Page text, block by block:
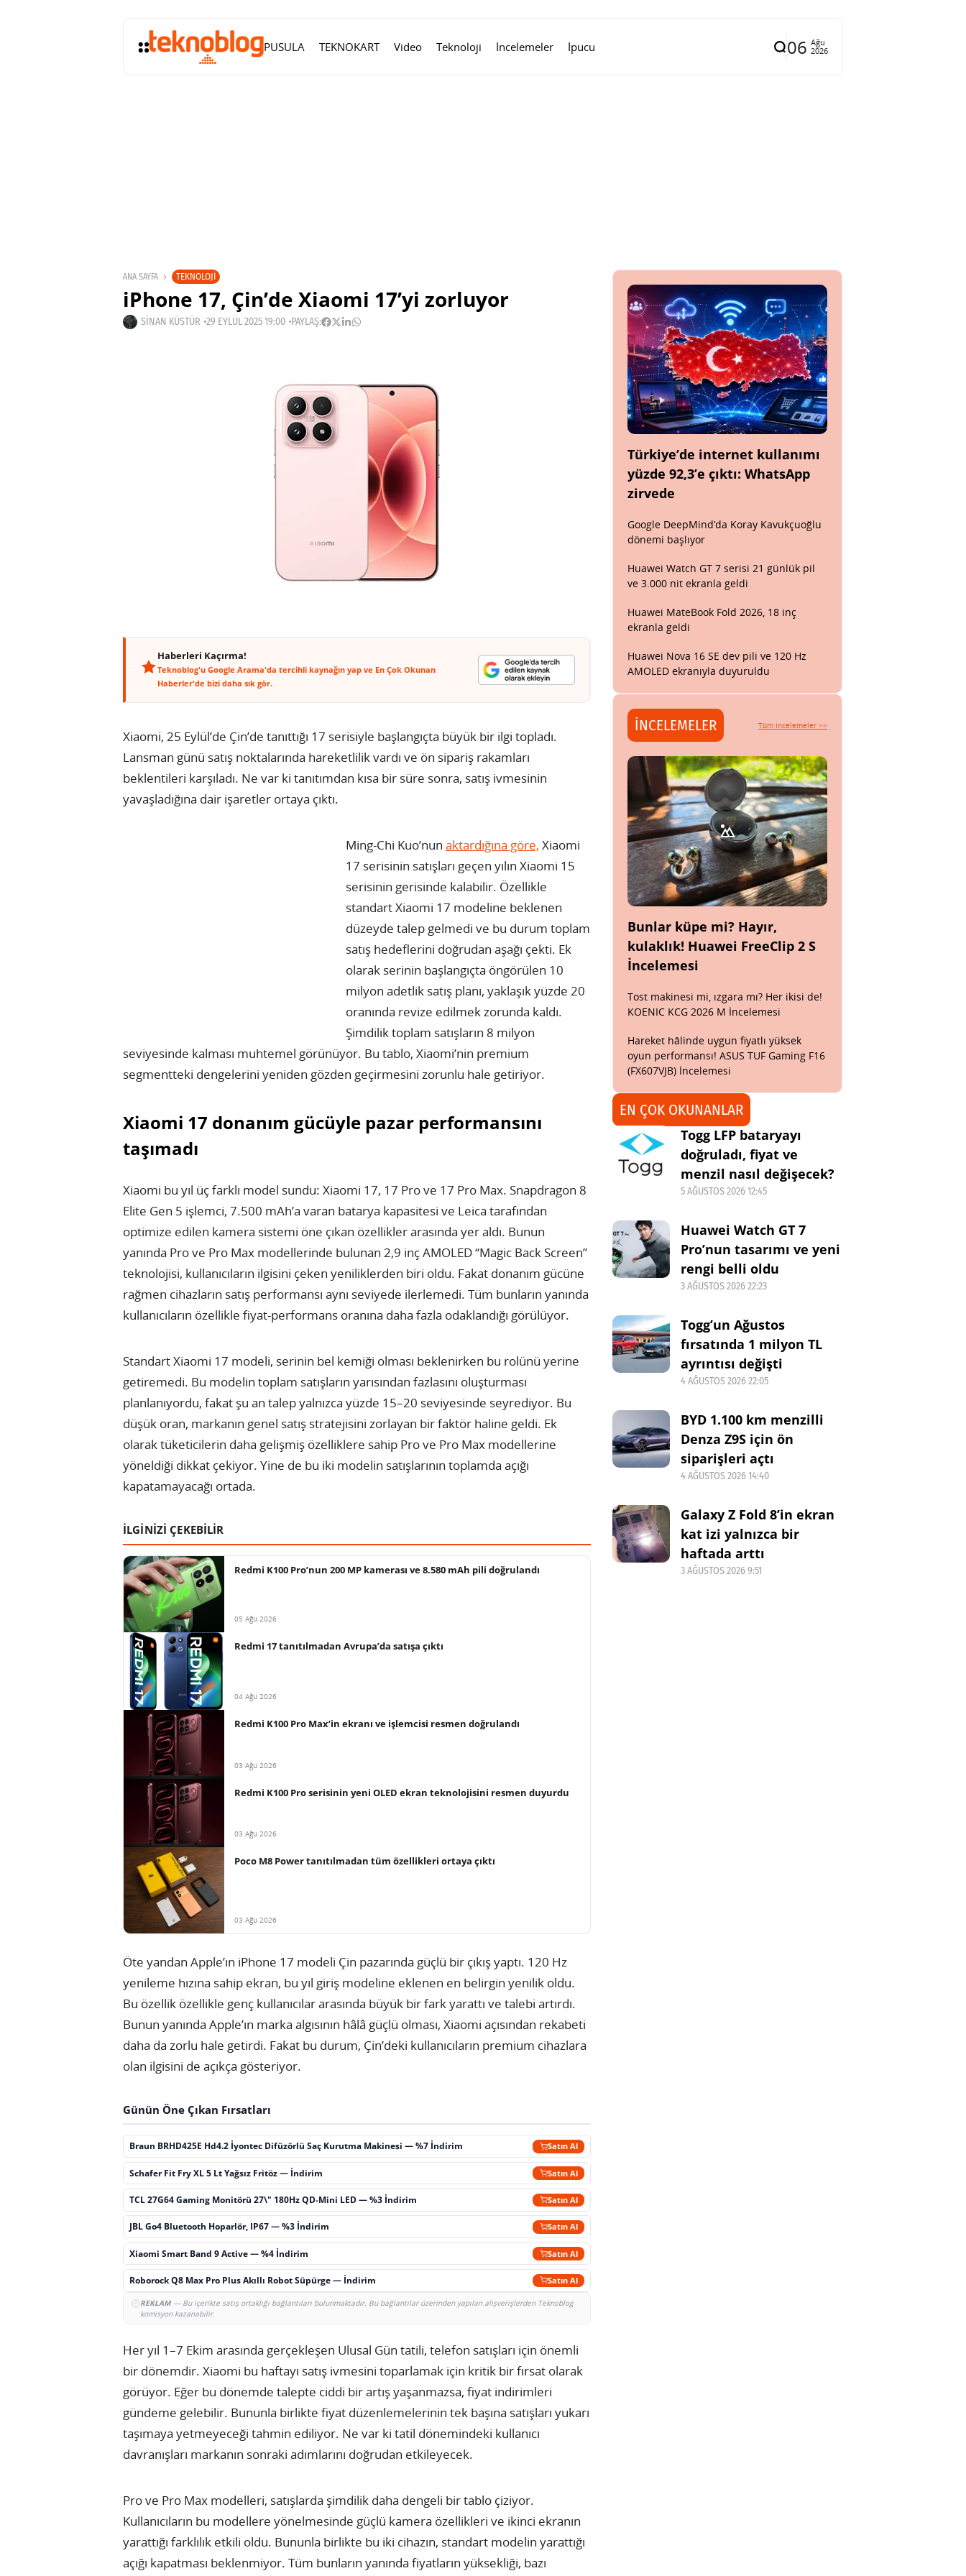
PUSULA TEKNOKART Video Teknoloji İncelemeler İpucu 06 Ağu
2026
ANA SAYFA TEKNOLOJI
iPhone 17, Çin’de Xiaomi 17’yi zorluyor
SINAN KÜSTÜR 29 EYLÜL 2025 19:00 PAYLAŞ:
Haberleri Kaçırma!
Teknoblog'u Google Arama'da tercihli kaynağın yap ve En Çok Okunan
Haberler'de bizi daha sık gör.
Xiaomi, 25 Eylül’de Çin’de tanıttığı 17 serisiyle başlangıçta büyük bir ilgi topladı.
Lansman günü satış noktalarında hareketlilik vardı ve ön sipariş rakamları
beklentileri karşıladı. Ne var ki tanıtımdan kısa bir süre sonra, satış ivmesinin
yavaşladığına dair işaretler ortaya çıktı.
Ming-Chi Kuo’nun aktardığına göre, Xiaomi
17 serisinin satışları geçen yılın Xiaomi 15
serisinin gerisinde kalabilir. Özellikle
standart Xiaomi 17 modeline beklenen
düzeyde talep gelmedi ve bu durum toplam
satış hedeflerini doğrudan aşağı çekti. Ek
olarak serinin başlangıçta öngörülen 10
milyon adetlik satış planı, yaklaşık yüzde 20
oranında revize edilmek zorunda kaldı.
Şimdilik toplam satışların 8 milyon
seviyesinde kalması muhtemel görünüyor. Bu tablo, Xiaomi’nin premium
segmentteki dengelerini yeniden gözden geçirmesini zorunlu hale getiriyor.
Xiaomi 17 donanım gücüyle pazar performansını
taşımadı
Xiaomi bu yıl üç farklı model sundu: Xiaomi 17, 17 Pro ve 17 Pro Max. Snapdragon 8
Elite Gen 5 işlemci, 7.500 mAh’a varan batarya kapasitesi ve Leica tarafından
optimize edilen kamera sistemi öne çıkan özellikler arasında yer aldı. Bunun
yanında Pro ve Pro Max modellerinde bulunan 2,9 inç AMOLED “Magic Back Screen”
teknolojisi, kullanıcıların ilgisini çeken yeniliklerden biri oldu. Fakat donanım gücüne
rağmen cihazların satış performansı aynı seviyede ilerlemedi. Tüm bunların yanında
kullanıcıların özellikle fiyat-performans oranına daha fazla odaklandığı görülüyor.
Standart Xiaomi 17 modeli, serinin bel kemiği olması beklenirken bu rolünü yerine
getiremedi. Bu modelin toplam satışların yarısından fazlasını oluşturması
planlanıyordu, fakat şu an talep yalnızca yüzde 15–20 seviyesinde seyrediyor. Bu
düşük oran, markanın genel satış stratejisini zorlayan bir faktör haline geldi. Ek
olarak tüketicilerin daha gelişmiş özelliklere sahip Pro ve Pro Max modellerine
yöneldiği dikkat çekiyor. Yine de bu iki modelin satışlarının toplamda açığı
kapatamayacağı ortada.
İLGİNİZİ ÇEKEBİLİR
Redmi K100 Pro’nun 200 MP kamerası ve 8.580 mAh pili doğrulandı
05 Ağu 2026
Redmi 17 tanıtılmadan Avrupa’da satışa çıktı
04 Ağu 2026
Redmi K100 Pro Max’in ekranı ve işlemcisi resmen doğrulandı
03 Ağu 2026
Redmi K100 Pro serisinin yeni OLED ekran teknolojisini resmen duyurdu
03 Ağu 2026
Poco M8 Power tanıtılmadan tüm özellikleri ortaya çıktı
03 Ağu 2026
Öte yandan Apple’ın iPhone 17 modeli Çin pazarında güçlü bir çıkış yaptı. 120 Hz
yenileme hızına sahip ekran, bu yıl giriş modeline eklenen en belirgin yenilik oldu.
Bu özellik özellikle genç kullanıcılar arasında büyük bir fark yarattı ve talebi artırdı.
Bunun yanında Apple’ın marka algısının hâlâ güçlü olması, Xiaomi açısından rekabeti
daha da zorlu hale getirdi. Fakat bu durum, Çin’deki kullanıcıların premium cihazlara
olan ilgisini de açıkça gösteriyor.
Günün Öne Çıkan Fırsatları
Braun BRHD425E Hd4.2 İyontec Difüzörlü Saç Kurutma Makinesi — %7 İndirim Satın Al
Schafer Fit Fry XL 5 Lt Yağsız Fritöz — İndirim Satın Al
TCL 27G64 Gaming Monitörü 27\" 180Hz QD-Mini LED — %3 İndirim Satın Al
JBL Go4 Bluetooth Hoparlör, IP67 — %3 İndirim Satın Al
Xiaomi Smart Band 9 Active — %4 İndirim Satın Al
Roborock Q8 Max Pro Plus Akıllı Robot Süpürge — İndirim Satın Al
REKLAM— Bu içerikte satış ortaklığı bağlantıları bulunmaktadır. Bu bağlantılar üzerinden yapılan alışverişlerden Teknoblog
komisyon kazanabilir.
Her yıl 1–7 Ekim arasında gerçekleşen Ulusal Gün tatili, telefon satışları için önemli
bir dönemdir. Xiaomi bu haftayı satış ivmesini toparlamak için kritik bir fırsat olarak
görüyor. Eğer bu dönemde talepte ciddi bir artış yaşanmazsa, fiyat indirimleri
gündeme gelebilir. Bununla birlikte fiyat düzenlemelerinin tek başına satışları yukarı
taşımaya yetmeyeceği tahmin ediliyor. Ne var ki tatil dönemindeki kullanıcı
davranışları markanın sonraki adımlarını doğrudan etkileyecek.
Pro ve Pro Max modelleri, satışlarda şimdilik daha dengeli bir tablo çiziyor.
Kullanıcıların bu modellere yönelmesinde güçlü kamera özellikleri ve ikinci ekranın
yarattığı farklılık etkili oldu. Bununla birlikte bu iki cihazın, standart modelin yarattığı
açığı kapatması beklenmiyor. Tüm bunların yanında fiyatların yüksekliği, bazı
Türkiye’de internet kullanımı
yüzde 92,3’e çıktı: WhatsApp
zirvede
Google DeepMind’da Koray Kavukçuoğlu
dönemi başlıyor
Huawei Watch GT 7 serisi 21 günlük pil
ve 3.000 nit ekranla geldi
Huawei MateBook Fold 2026, 18 inç
ekranla geldi
Huawei Nova 16 SE dev pili ve 120 Hz
AMOLED ekranıyla duyuruldu
İNCELEMELER Tüm incelemeler >>
Bunlar küpe mi? Hayır,
kulaklık! Huawei FreeClip 2 S
İncelemesi
Tost makinesi mi, ızgara mı? Her ikisi de!
KOENIC KCG 2026 M İncelemesi
Hareket hâlinde uygun fiyatlı yüksek
oyun performansı! ASUS TUF Gaming F16
(FX607VJB) İncelemesi
EN ÇOK OKUNANLAR
Togg LFP bataryayı
doğruladı, fiyat ve
menzil nasıl değişecek?
5 AĞUSTOS 2026 12:45
Huawei Watch GT 7
Pro’nun tasarımı ve yeni
rengi belli oldu
3 AĞUSTOS 2026 22:23
Togg’un Ağustos
fırsatında 1 milyon TL
ayrıntısı değişti
4 AĞUSTOS 2026 22:05
BYD 1.100 km menzilli
Denza Z9S için ön
siparişleri açtı
4 AĞUSTOS 2026 14:40
Galaxy Z Fold 8’in ekran
kat izi yalnızca bir
haftada arttı
3 AĞUSTOS 2026 9:51